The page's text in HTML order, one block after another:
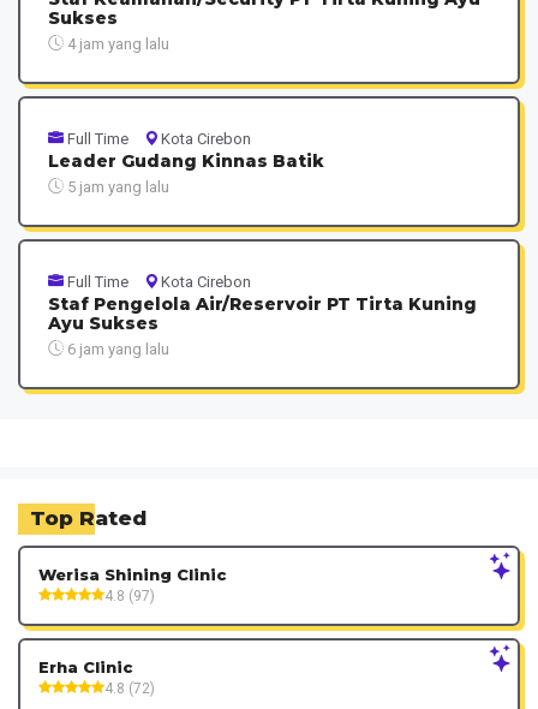
Sukses
4 jam yang lalu
Full Time Kota Cirebon
Leader Gudang Kinnas Batik
5 jam yang lalu
Full Time Kota Cirebon
Staf Pengelola Air/Reservoir PT Tirta Kuning
Ayu Sukses
6 jam yang lalu
Top Rated
Werisa Shining Clinic
4.8 (97)
Erha Clinic
4.8 (72)